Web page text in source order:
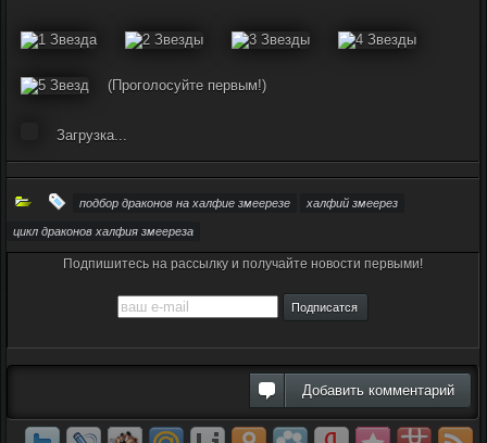
(Проголосуйте первым!)
Загрузка...
подбор драконов на халфие змеерезе халфий змеерез
цикл драконов халфия змеереза
Подпишитесь на рассылку и получайте новости первыми!
Добавить комментарий